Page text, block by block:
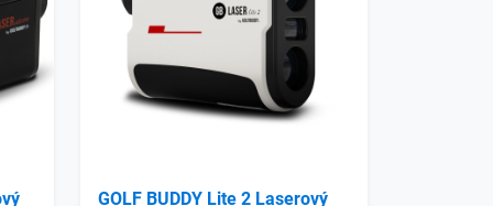
GOLF BUDDY Lite 2 Laserový